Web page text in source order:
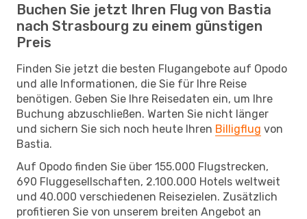
Buchen Sie jetzt Ihren Flug von Bastia
nach Strasbourg zu einem günstigen
Preis
Finden Sie jetzt die besten Flugangebote auf Opodo
und alle Informationen, die Sie für Ihre Reise
benötigen. Geben Sie Ihre Reisedaten ein, um Ihre
Buchung abzuschließen. Warten Sie nicht länger
und sichern Sie sich noch heute Ihren Billigflug von
Bastia.
Auf Opodo finden Sie über 155.000 Flugstrecken,
690 Fluggesellschaften, 2.100.000 Hotels weltweit
und 40.000 verschiedenen Reisezielen. Zusätzlich
profitieren Sie von unserem breiten Angebot an